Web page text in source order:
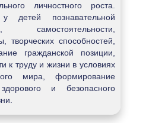
личностного роста.
у детей познавательной
самостоятельности,
творческих способностей,
гражданской позиции,
к труду и жизни в условиях
мира, формирование
и безопасного